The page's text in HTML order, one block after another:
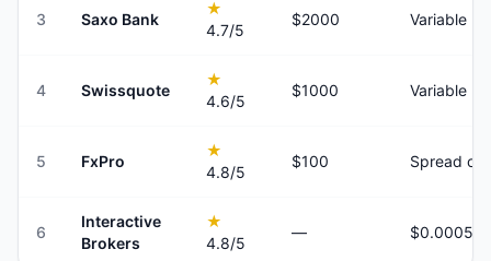
3 Saxo Bank
★
4.7/5
$2000 Variable
4 Swissquote
★
4.6/5
$1000 Variable
5 FxPro
★
4.8/5
$100 Spread
6
Interactive
Brokers
★
4.8/5
—